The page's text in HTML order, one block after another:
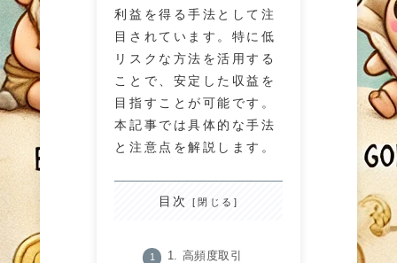
利益を得る手法として注
目されています。特に低
リスクな方法を活用する
ことで、安定した収益を
目指すことが可能です。
本記事では具体的な手法
と注意点を解説します。
目次
1. 高頻度取引